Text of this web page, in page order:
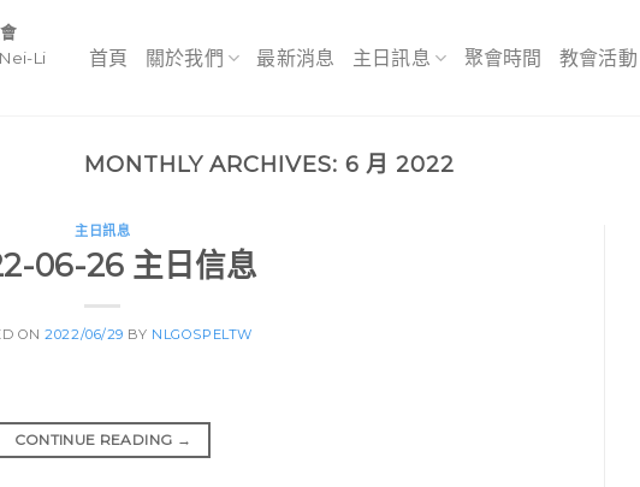
Li
首頁 關於我們 最新消息 主日訊息 聚會時間 教會活動
MONTHLY ARCHIVES: 6 月 2022
主日訊息
06-26 主日信息
ON2022/06/29 BY NLGOSPELTW
CONTINUE READING →